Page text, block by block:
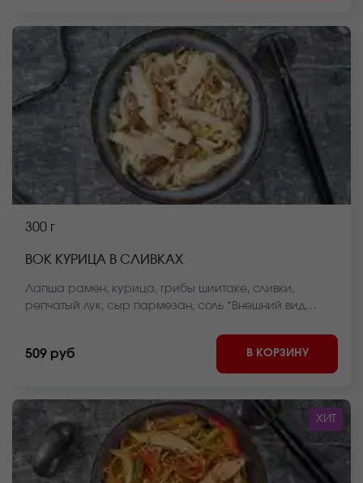
300 г
ВОК КУРИЦА В СЛИВКАХ
Лапша рамен, курица, грибы шиитаке, сливки,
репчатый лук, сыр пармезан, соль *Внешний вид
509 руб В КОРЗИНУ
ХИТ